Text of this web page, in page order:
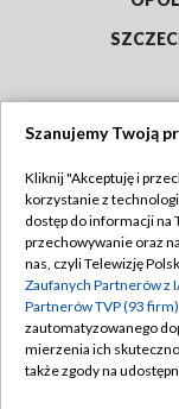
Abonament TVP
Emisja w TVP
Centrum
Naziemna
Szanujemy Twoją
Kliknij "Akceptuję i
korzystanie z
dostęp do informacji na
przechowywanie oraz
nas, czyli Telewizję
Zaufanych Partnerów z
Partnerów TVP (93 firm)
zautomatyzowanego
mierzenia ich
także zgody na